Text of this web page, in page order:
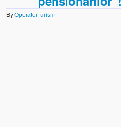
ByOperator turism